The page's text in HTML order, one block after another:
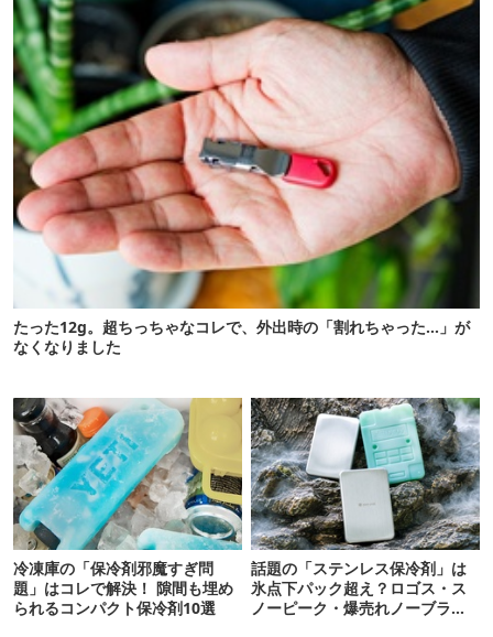
たった12g。超ちっちゃなコレで、外出時の「割れちゃった…」が
なくなりました
冷凍庫の「保冷剤邪魔すぎ問
題」はコレで解決！ 隙間も埋め
られるコンパクト保冷剤10選
話題の「ステンレス保冷剤」は
氷点下パック超え？ロゴス・ス
ノーピーク・爆売れノーブラン